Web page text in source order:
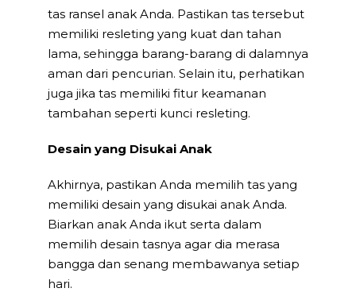
tas ransel anak Anda. Pastikan tas tersebut
memiliki resleting yang kuat dan tahan
lama, sehingga barang-barang di dalamnya
aman dari pencurian. Selain itu, perhatikan
juga jika tas memiliki fitur keamanan
tambahan seperti kunci resleting.
Desain yang Disukai Anak
Akhirnya, pastikan Anda memilih tas yang
memiliki desain yang disukai anak Anda.
Biarkan anak Anda ikut serta dalam
memilih desain tasnya agar dia merasa
bangga dan senang membawanya setiap
hari.